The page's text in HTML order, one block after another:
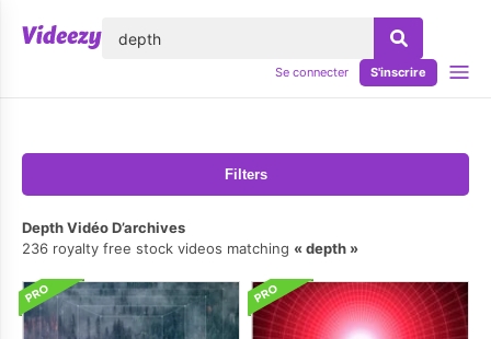
Se connecter S'inscrire
Filters
Depth Vidéo D’archives
236 royalty free stock videos matching
depth